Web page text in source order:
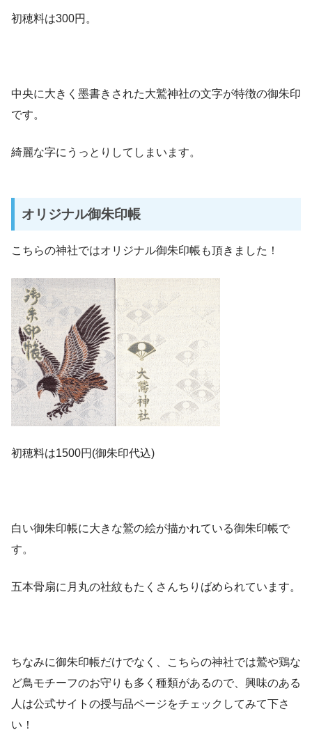
初穂料は300円。
中央に大きく墨書きされた大鷲神社の文字が特徴の御朱印
です。
綺麗な字にうっとりしてしまいます。
オリジナル御朱印帳
こちらの神社ではオリジナル御朱印帳も頂きました！
初穂料は1500円(御朱印代込)
白い御朱印帳に大きな鷲の絵が描かれている御朱印帳で
す。
五本骨扇に月丸の社紋もたくさんちりばめられています。
ちなみに御朱印帳だけでなく、こちらの神社では鷲や鶏な
ど鳥モチーフのお守りも多く種類があるので、興味のある
人は公式サイトの授与品ページをチェックしてみて下さ
い！